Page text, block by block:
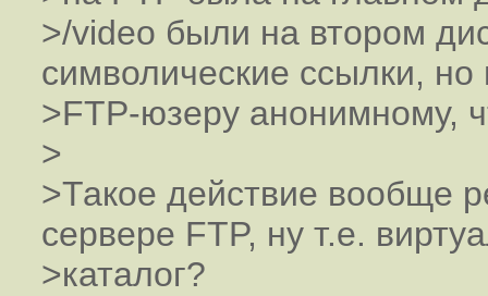
>/video были на втором
символические ссылки, но
>FTP-юзеру анонимному,
>
>Такое действие вообще
сервере FTP, ну т.е.
>каталог?